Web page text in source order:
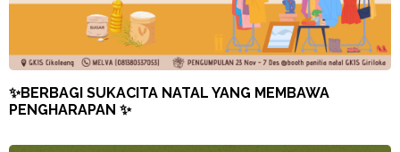
✨BERBAGI SUKACITA NATAL YANG MEMBAWA
PENGHARAPAN ✨